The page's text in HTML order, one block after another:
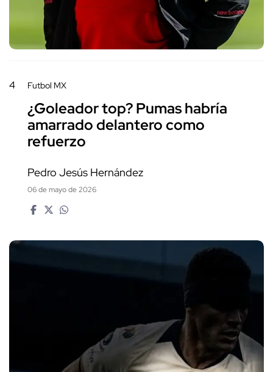
4 Futbol MX
¿Goleador top? Pumas habría
amarrado delantero como
refuerzo
Pedro Jesús Hernández
06 de mayo de 2026